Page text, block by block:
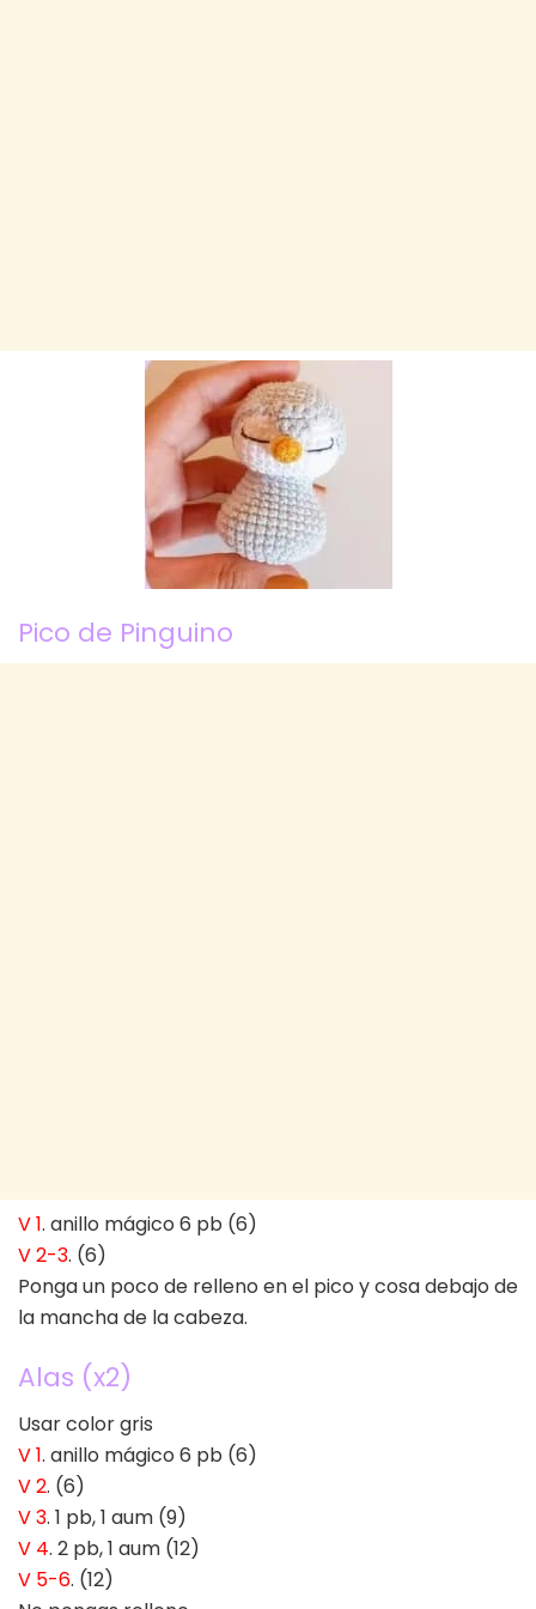
Pico de Pinguino
V 1. anillo mágico 6 pb (6)
V 2-3. (6)
Ponga un poco de relleno en el pico y cosa debajo de
la mancha de la cabeza.
Alas (x2)
Usar color gris
V 1. anillo mágico 6 pb (6)
V 2. (6)
V 3. 1 pb, 1 aum (9)
V 4. 2 pb, 1 aum (12)
V 5-6. (12)